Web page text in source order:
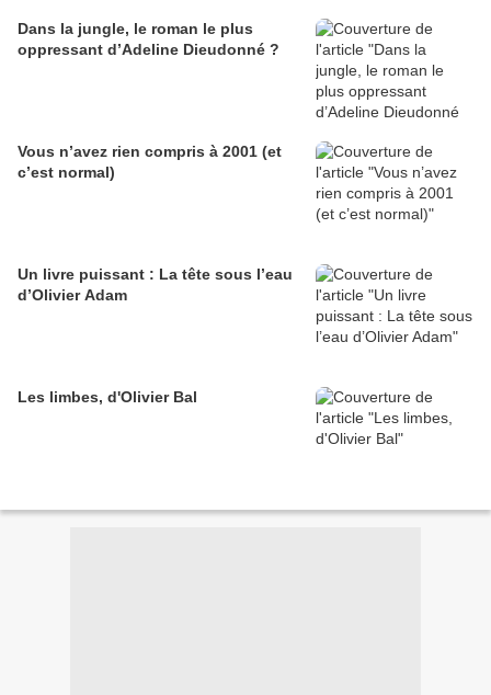
Dans la jungle, le roman le plus
oppressant d’Adeline Dieudonné ?
Vous n’avez rien compris à 2001 (et
c’est normal)
Un livre puissant : La tête sous l’eau
d’Olivier Adam
Les limbes, d'Olivier Bal